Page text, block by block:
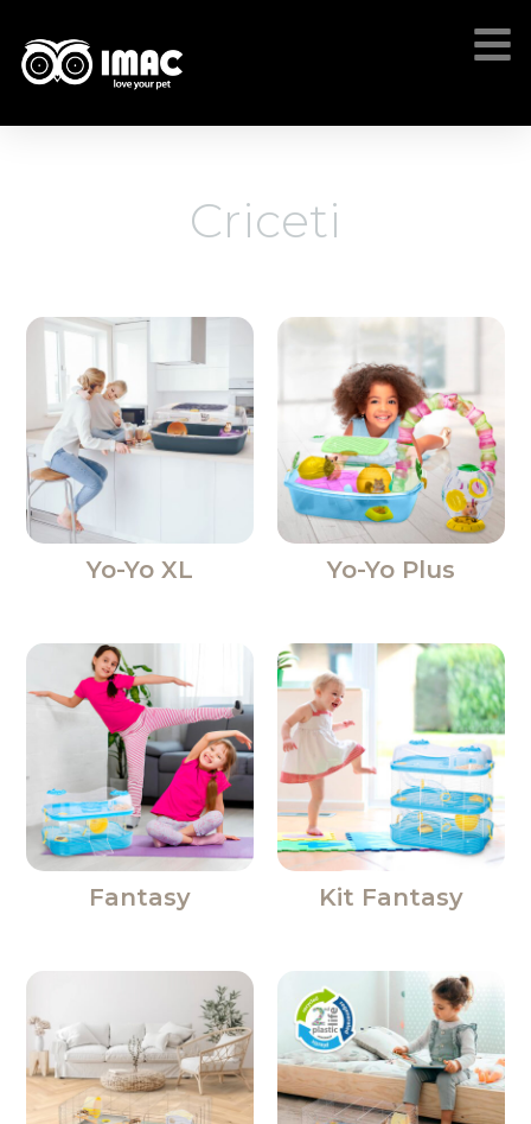
Criceti
Yo-Yo XL Yo-Yo Plus
Fantasy Kit Fantasy